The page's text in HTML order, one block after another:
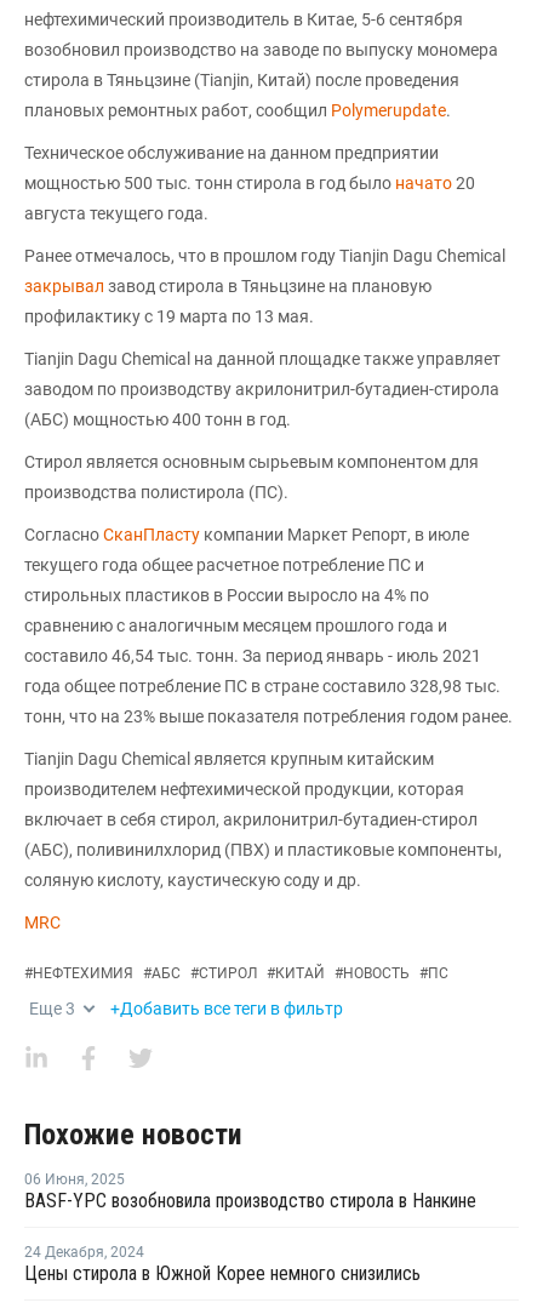
нефтехимический производитель в Китае, 5-6 сентября
возобновил производство на заводе по выпуску мономера
стирола в Тяньцзине (Tianjin, Китай) после проведения
плановых ремонтных работ, сообщил Polymerupdate.
Техническое обслуживание на данном предприятии
мощностью 500 тыс. тонн стирола в год было начато20
августа текущего года.
Ранее отмечалось, что в прошлом году Tianjin Dagu Chemical
закрывал завод стирола в Тяньцзине на плановую
профилактику с 19 марта по 13 мая.
Tianjin Dagu Chemical на данной площадке также управляет
заводом по производству акрилонитрил-бутадиен-стирола
(АБС) мощностью 400 тонн в год.
Стирол является основным сырьевым компонентом для
производства полистирола (ПС).
СогласноСканПласту компании Маркет Репорт, в июле
текущего года общее расчетное потребление ПС и
стирольных пластиков в России выросло на 4% по
сравнению с аналогичным месяцем прошлого года и
составило 46,54 тыс. тонн. За период январь - июль 2021
года общее потребление ПС в стране составило 328,98 тыс.
тонн, что на 23% выше показателя потребления годом ранее.
Tianjin Dagu Chemical является крупным китайским
производителем нефтехимической продукции, которая
включает в себя стирол, акрилонитрил-бутадиен-стирол
(АБС), поливинилхлорид (ПВХ) и пластиковые компоненты,
соляную кислоту, каустическую соду и др.
MRC
#НЕФТЕХИМИЯ #АБС #СТИРОЛ #КИТАЙ #НОВОСТЬ #ПС
Еще3 +Добавить все теги в фильтр
Похожие новости
06 Июня, 2025
BASF-YPC возобновила производство стирола в Нанкине
24 Декабря, 2024
Цены стирола в Южной Корее немного снизились